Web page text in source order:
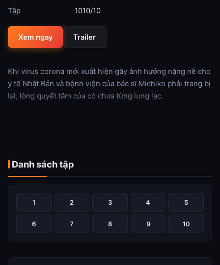
Tập
1010/10
Xem ngay Trailer
Khi virus corona mới xuất hiện gây ảnh hưởng nặng nề cho
y tế Nhật Bản và bệnh viện của bác sĩ Michiko phải trang bị
lại, lòng quyết tâm của cô chưa từng lung lạc.
Danh sách tập
1 2 3 4 5
6 7 8 9 10